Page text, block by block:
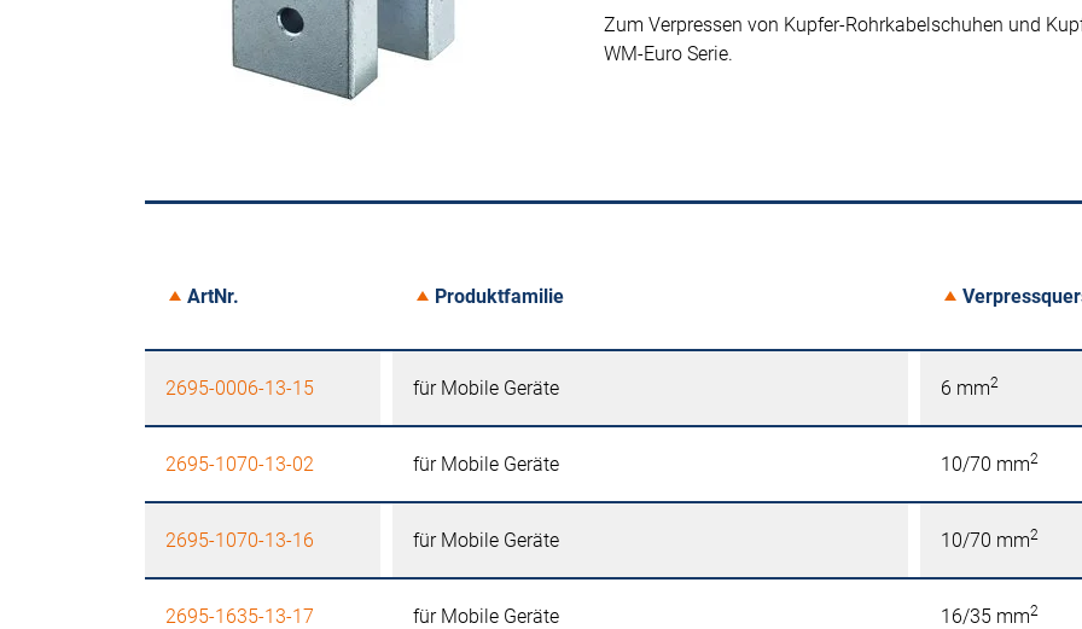
Zum Verpressen von Kupfer-Rohrkabelschuhen und
WM-Euro Serie.
ArtNr. Produktfamilie
2695-0006-13-15 für Mobile Geräte 6 mm2
2695-1070-13-02 für Mobile Geräte 10/70 mm2
2695-1070-13-16 für Mobile Geräte 10/70 mm2
2695-1635-13-17 für Mobile Geräte 16/35 mm2